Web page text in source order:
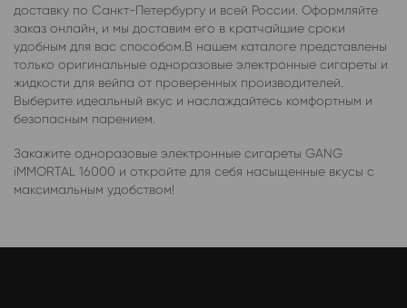
доставку по Санкт-Петербургу и всей России. Оформляйте
заказ онлайн, и мы доставим его в кратчайшие сроки
удобным для вас способом.В нашем каталоге представлены
только оригинальные одноразовые электронные сигареты и
жидкости для вейпа от проверенных производителей.
Выберите идеальный вкус и наслаждайтесь комфортным и
безопасным парением.
Закажите одноразовые электронные сигареты GANG
iMMORTAL 16000 и откройте для себя насыщенные вкусы с
максимальным удобством!